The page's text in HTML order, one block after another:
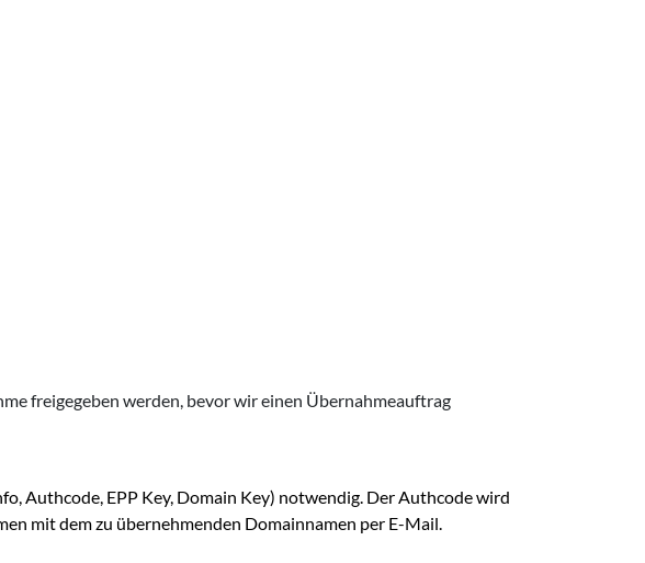
freigegeben werden, bevor wir einen Übernahmeauftrag
Authcode, EPP Key, Domain Key) notwendig. Der Authcode wird
mit dem zu übernehmenden Domainnamen per E-Mail.